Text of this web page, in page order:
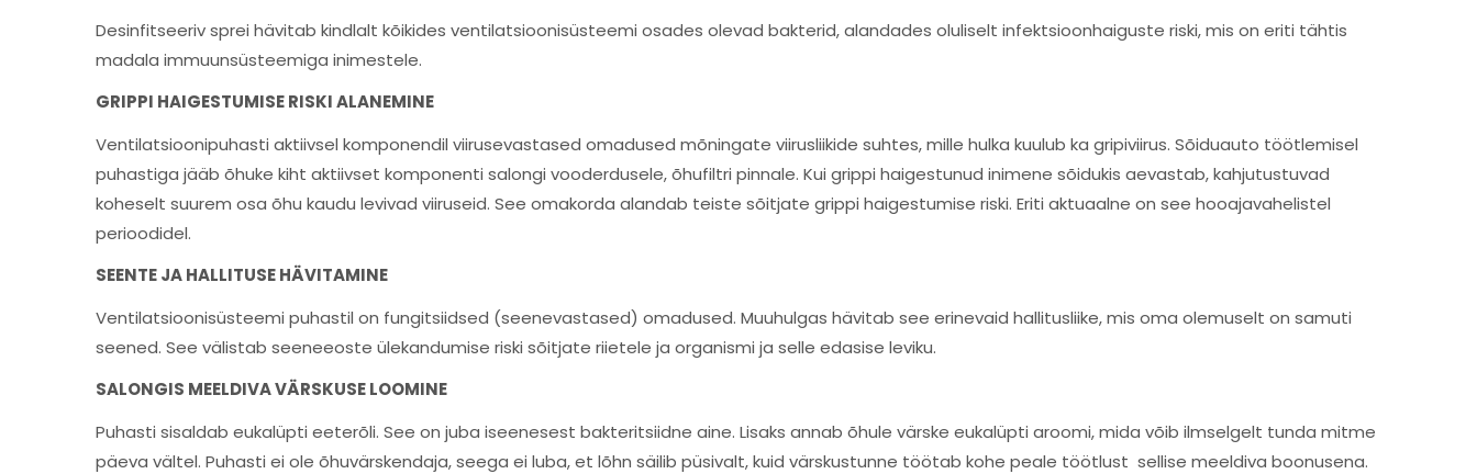
Desinfitseeriv sprei hävitab kindlalt kõikides ventilatsioonisüsteemi osades olevad bakterid, alandades oluliselt infektsioonhaiguste riski, mis on eriti tähtis
madala immuunsüsteemiga inimestele.
GRIPPI HAIGESTUMISE RISKI ALANEMINE
Ventilatsioonipuhasti aktiivsel komponendil viirusevastased omadused mõningate viirusliikide suhtes, mille hulka kuulub ka gripiviirus. Sõiduauto töötlemisel
puhastiga jääb õhuke kiht aktiivset komponenti salongi vooderdusele, õhufiltri pinnale. Kui grippi haigestunud inimene sõidukis aevastab, kahjutustuvad
koheselt suurem osa õhu kaudu levivad viiruseid. See omakorda alandab teiste sõitjate grippi haigestumise riski. Eriti aktuaalne on see hooajavahelistel
perioodidel.
SEENTE JA HALLITUSE HÄVITAMINE
Ventilatsioonisüsteemi puhastil on fungitsiidsed (seenevastased) omadused. Muuhulgas hävitab see erinevaid hallitusliike, mis oma olemuselt on samuti
seened. See välistab seeneeoste ülekandumise riski sõitjate riietele ja organismi ja selle edasise leviku.
SALONGIS MEELDIVA VÄRSKUSE LOOMINE
Puhasti sisaldab eukalüpti eeterõli. See on juba iseenesest bakteritsiidne aine. Lisaks annab õhule värske eukalüpti aroomi, mida võib ilmselgelt tunda mitme
päeva vältel. Puhasti ei ole õhuvärskendaja, seega ei luba, et lõhn säilib püsivalt, kuid värskustunne töötab kohe peale töötlust sellise meeldiva boonusena.